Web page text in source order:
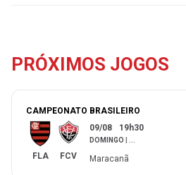
PRÓXIMOS JOGOS
CAMPEONATO BRASILEIRO
FLA FCV
09/08 19h30
DOMINGO
Maracanã